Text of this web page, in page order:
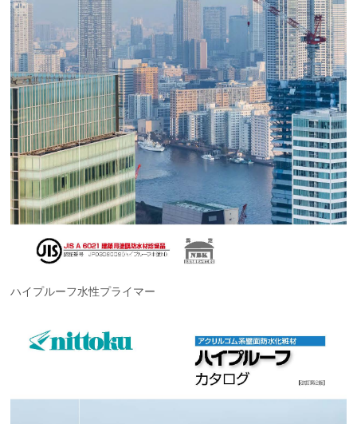
ハイプルーフ水性プライマー